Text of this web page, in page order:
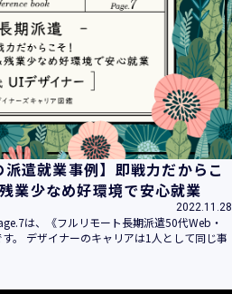
遣就業事例】即戦力だからこ
業少なめ好環境で安心就業
2022.11.28
は、《フルリモート長期派遣50代Web・
。 デザイナーのキャリアは1人として同じ事